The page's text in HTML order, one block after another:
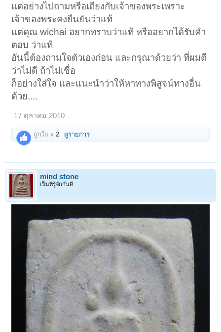
แต่อย่างไปถามหรีอเถียงกับเจ้าของพระเพราะ
เจ้าของพระคงยืนยันว่าแท้
แต่คุณ wichai อยากทราบว่าแท้ หรืออยากได้รับคำ
ตอบ ว่าแท้
อันนี้ต้องถามใจตัวเองก่อน และกรุณาด้วยว่า ที่ผมตี
ว่าไม่ดี ถ้าไม่เชื่อ
ก็อย่างใส่ใจ และแนะนำว่าให้หาทางพิสูจน์ทางอื่น
ด้วย....
17 ตุลาคม 2010
ถูกใจ x2 ดูรายการ
mind stone
เป็นที่รู้จักกันดี